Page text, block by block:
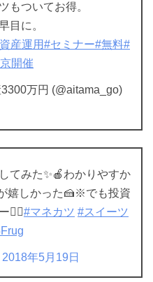
もついてお得。
目に。
産運用#セミナー#無料#
開催
万円 (@aitama_go)
てみた✨🍎わかりやすか
嬉しかった🍰※でも投資
🙅‍♀️#マネカツ #スイーツ
2018年5月19日